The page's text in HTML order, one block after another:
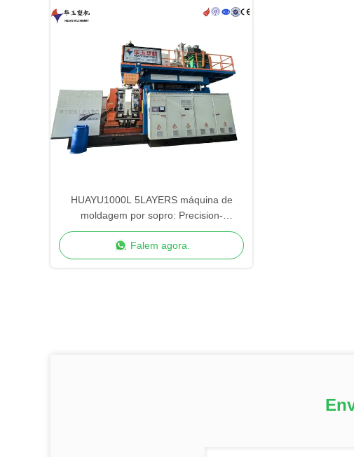
HUAYU1000L 5LAYERS máquina de
moldagem por sopro: Precision-
fabricado, controle de qualidade
avançado
Falem agora.